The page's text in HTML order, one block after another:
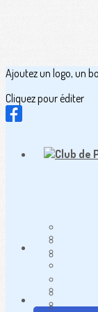
Ajoutez un logo, un
Cliquez pour éditer